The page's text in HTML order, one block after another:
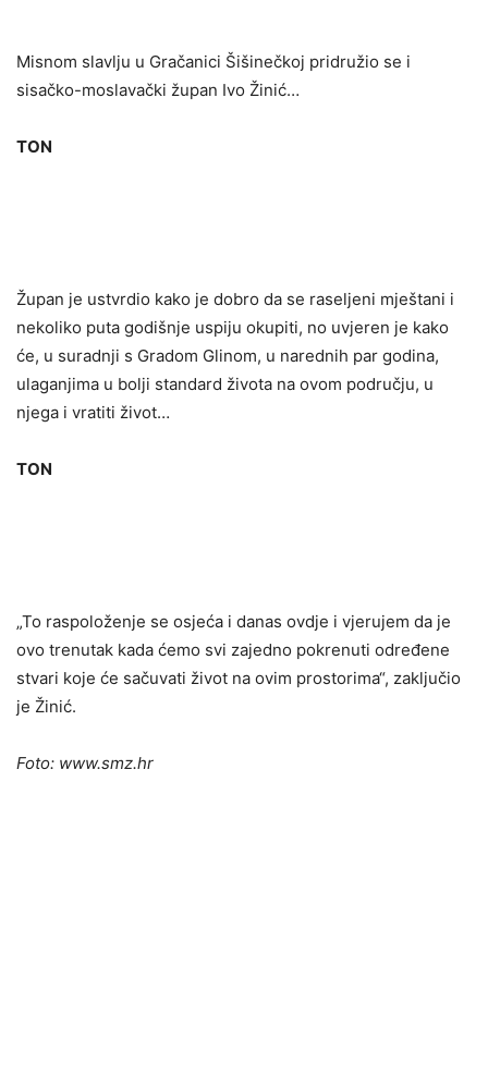
Misnom slavlju u Gračanici Šišinečkoj pridružio se i
sisačko-moslavački župan Ivo Žinić…
TON
Župan je ustvrdio kako je dobro da se raseljeni mještani i
nekoliko puta godišnje uspiju okupiti, no uvjeren je kako
će, u suradnji s Gradom Glinom, u narednih par godina,
ulaganjima u bolji standard života na ovom području, u
njega i vratiti život…
TON
„To raspoloženje se osjeća i danas ovdje i vjerujem da je
ovo trenutak kada ćemo svi zajedno pokrenuti određene
stvari koje će sačuvati život na ovim prostorima“, zaključio
je Žinić.
Foto: www.smz.hr